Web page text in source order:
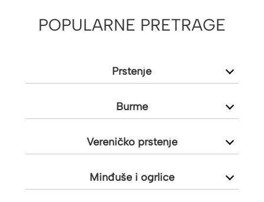
POPULARNE PRETRAGE
Prstenje
Burme
Vereničko prstenje
Minđuše i ogrlice